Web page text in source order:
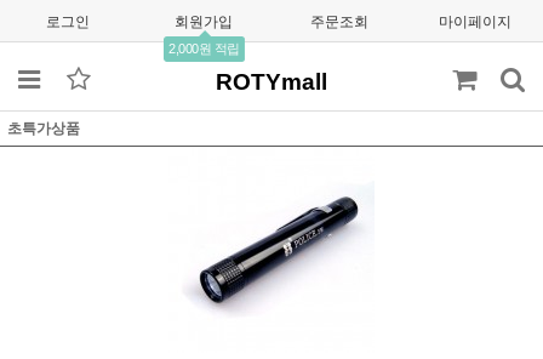
로그인 회원가입
2,000원 적립
주문조회 마이페이지
ROTYmall
초특가상품